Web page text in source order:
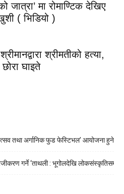
जात्रा’ मा रोमाण्टिक देखिए
( भिडियो )
श्रीमतीको हत्या,
घाइते
तथा अर्गानिक फुड फेस्टिभल’ आयोजना हुने
गर्ने ‘ताथली : भूगोलदेखि